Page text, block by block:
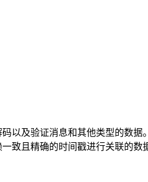
以及验证消息和其他类型的数据
致且精确的时间戳进行关联的数